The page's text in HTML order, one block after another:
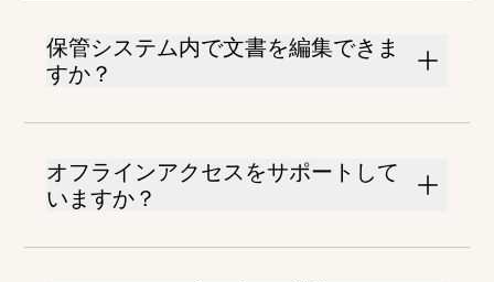
保管システム内で文書を編集できま
すか？
オフラインアクセスをサポートして
いますか？